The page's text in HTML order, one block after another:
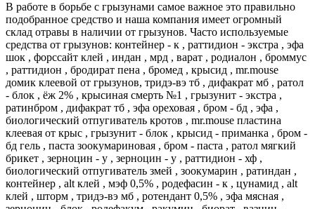
В работе в борьбе с грызунами самое важное это правильно
подобранное средство и наша компания имеет огромный
склад отравы в наличии от грызунов. Часто используемые
средства от грызунов: контейнер - к , раттидион - экстра , эфа
шок , форссайт клей , индан , мрд , варат , родиалон , броммус
, раттидион , бродират пена , бромед , крысид , mr.mouse
домик клеевой от грызунов, тридэ-вэ тб , дифакрат мб , ратол
- блок , ёж 2% , крысиная смерть №1 , грызунит - экстра ,
ратинбром , дифакрат тб , эфа ореховая , бром - бд , эфа ,
биологический отпугиватель кротов , mr.mouse пластина
клеевая от крыс , грызунит - блок , крысид - приманка , бром -
бд гель , паста зоокумариновая , бром - паста , ратол мягкий
брикет , зерноцин - у , зерноцин - у , раттидион - хф ,
биологический отпугиватель змей , зоокумарин , ратиндан ,
контейнер , alt клей , мэф 0,5% , родефасин - к , цунамид , alt
клей , шторм , тридэ-вэ мб , ротендант 0,5% , эфа мясная ,